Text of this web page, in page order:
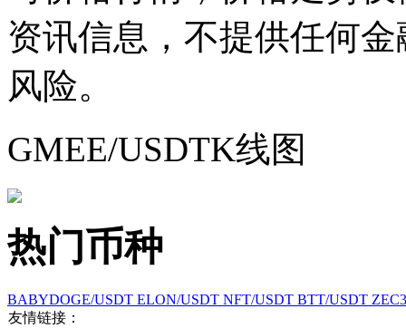
资讯信息，不提供任何
风险。
GMEE/USDTK线图
热门币种
BABYDOGE/USDT ELON/USDT NFT/USDT BTT/USDT
友情链接：